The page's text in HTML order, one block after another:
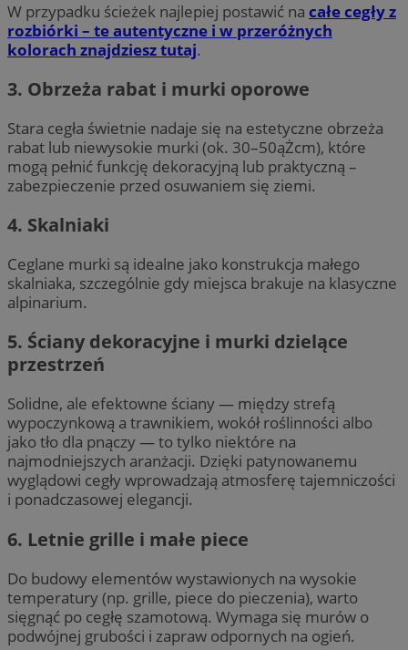
W przypadku ścieżek najlepiej postawić na całe cegły z
rozbiórki – te autentyczne i w przeróżnych
kolorach znajdziesz tutaj.
3. Obrzeża rabat i murki oporowe
Stara cegła świetnie nadaje się na estetyczne obrzeża
rabat lub niewysokie murki (ok. 30–50ąŻcm), które
mogą pełnić funkcję dekoracyjną lub praktyczną –
zabezpieczenie przed osuwaniem się ziemi.
4. Skalniaki
Ceglane murki są idealne jako konstrukcja małego
skalniaka, szczególnie gdy miejsca brakuje na klasyczne
alpinarium.
5. Ściany dekoracyjne i murki dzielące
przestrzeń
Solidne, ale efektowne ściany — między strefą
wypoczynkową a trawnikiem, wokół roślinności albo
jako tło dla pnączy — to tylko niektóre na
najmodniejszych aranżacji. Dzięki patynowanemu
wyglądowi cegły wprowadzają atmosferę tajemniczości
i ponadczasowej elegancji.
6. Letnie grille i małe piece
Do budowy elementów wystawionych na wysokie
temperatury (np. grille, piece do pieczenia), warto
sięgnąć po cegłę szamotową. Wymaga się murów o
podwójnej grubości i zapraw odpornych na ogień.